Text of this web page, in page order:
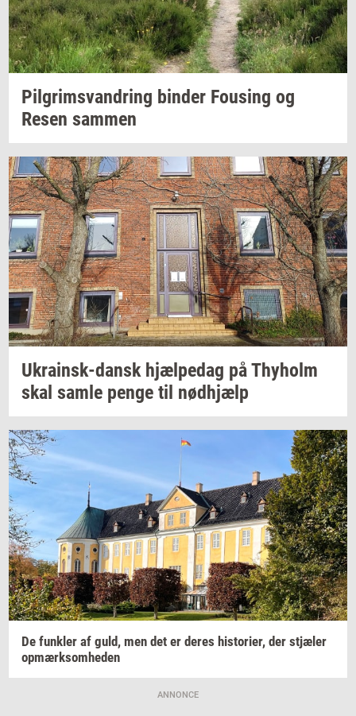
Pil­grims­van­dring bin­der Fou­sing og
Resen sam­men
Ukrainsk-​dansk hjæl­pe­dag påThyholm
skal samle penge til nød­hjælp
De funk­ler af guld, men det er deres hi­sto­ri­er, der stjæ­ler
op­mærk­som­he­den
ANNONCE